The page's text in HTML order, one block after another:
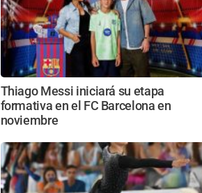
Thiago Messi iniciará su etapa
formativa en el FC Barcelona en
noviembre